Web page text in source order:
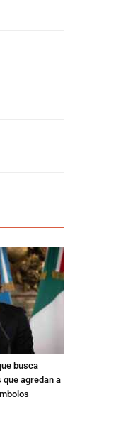
busca
agredan a